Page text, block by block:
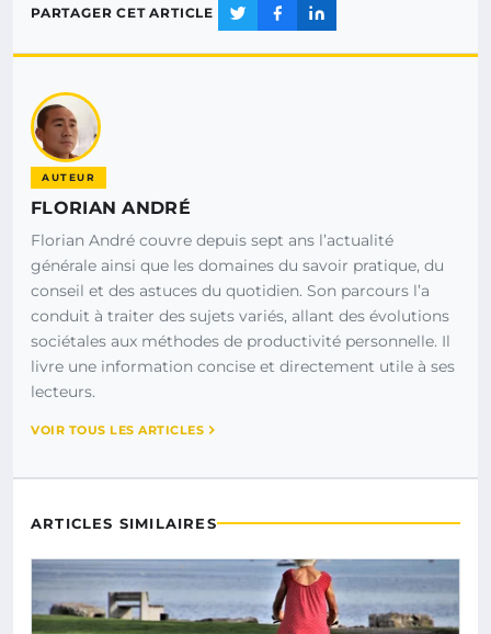
PARTAGER CET ARTICLE
AUTEUR
FLORIAN ANDRÉ
Florian André couvre depuis sept ans l’actualité
générale ainsi que les domaines du savoir pratique, du
conseil et des astuces du quotidien. Son parcours l’a
conduit à traiter des sujets variés, allant des évolutions
sociétales aux méthodes de productivité personnelle. Il
livre une information concise et directement utile à ses
lecteurs.
VOIR TOUS LES ARTICLES
ARTICLES SIMILAIRES